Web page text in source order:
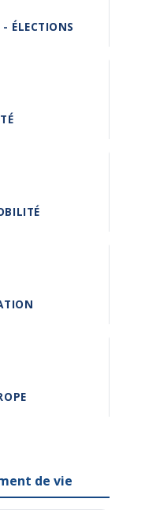
ÉLECTIONS
de vie